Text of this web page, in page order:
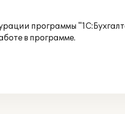
программы
в программе.